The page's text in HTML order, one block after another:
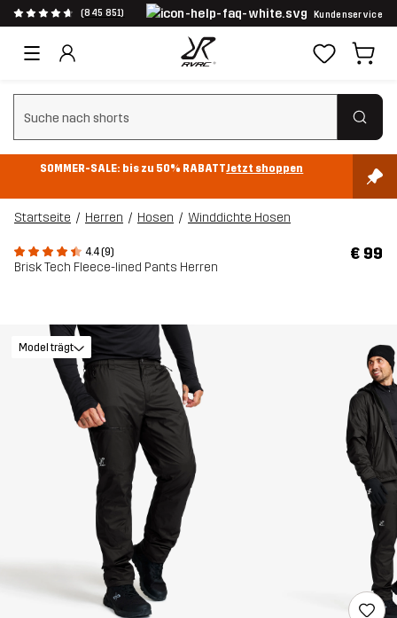
(845 851) Kundenservice
Suchfilter löschen
SOMMER-SALE: bis zu 50% RABATTJetzt shoppen
Startseite Herren Hosen Winddichte Hosen
4.4 (9)
Brisk Tech Fleece-lined Pants Herren
€ 99
Model trägt